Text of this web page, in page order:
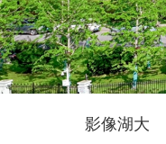
影像湖大